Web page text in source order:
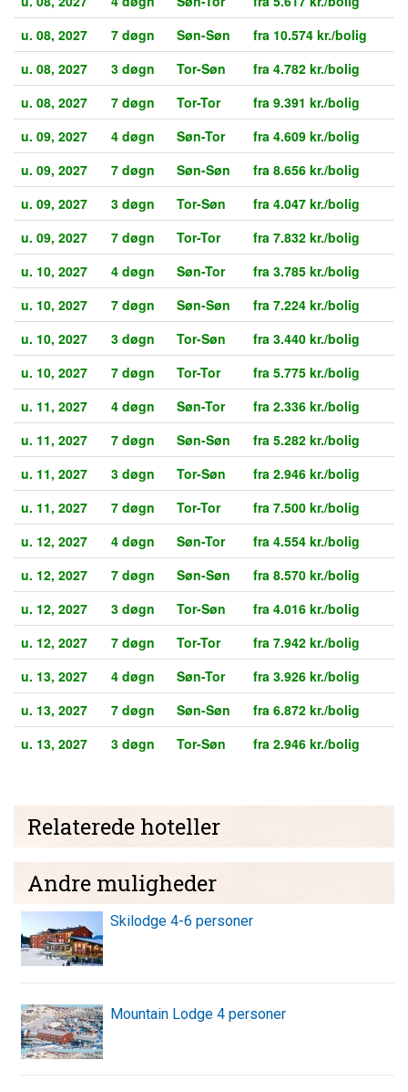
u. 08, 2027
7 døgn Søn-Søn
fra 10.574 kr./bolig
u. 08, 2027
3 døgn Tor-Søn
fra 4.782 kr./bolig
u. 08, 2027
7 døgn Tor-Tor
fra 9.391 kr./bolig
u. 09, 2027
4 døgn Søn-Tor
fra 4.609 kr./bolig
u. 09, 2027
7 døgn Søn-Søn
fra 8.656 kr./bolig
u. 09, 2027
3 døgn Tor-Søn
fra 4.047 kr./bolig
u. 09, 2027
7 døgn Tor-Tor
fra 7.832 kr./bolig
u. 10, 2027
4 døgn Søn-Tor
fra 3.785 kr./bolig
u. 10, 2027
7 døgn Søn-Søn
fra 7.224 kr./bolig
u. 10, 2027
3 døgn Tor-Søn
fra 3.440 kr./bolig
u. 10, 2027
7 døgn Tor-Tor
fra 5.775 kr./bolig
u. 11, 2027
4 døgn Søn-Tor
fra 2.336 kr./bolig
u. 11, 2027
7 døgn Søn-Søn
fra 5.282 kr./bolig
u. 11, 2027
3 døgn Tor-Søn
fra 2.946 kr./bolig
u. 11, 2027
7 døgn Tor-Tor
fra 7.500 kr./bolig
u. 12, 2027
4 døgn Søn-Tor
fra 4.554 kr./bolig
u. 12, 2027
7 døgn Søn-Søn
fra 8.570 kr./bolig
u. 12, 2027
3 døgn Tor-Søn
fra 4.016 kr./bolig
u. 12, 2027
7 døgn Tor-Tor
fra 7.942 kr./bolig
u. 13, 2027
4 døgn Søn-Tor
fra 3.926 kr./bolig
u. 13, 2027
7 døgn Søn-Søn
fra 6.872 kr./bolig
u. 13, 2027
3 døgn Tor-Søn fra 2.946 kr./bolig
Relaterede hoteller
Andre muligheder
Skilodge 4-6 personer
Mountain Lodge 4 personer